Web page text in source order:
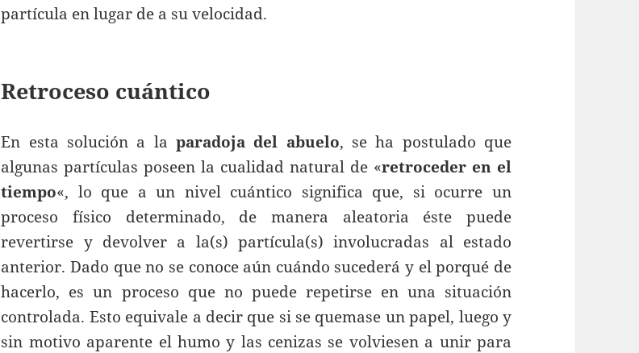
partícula en lugar de a su velocidad.
Retroceso cuántico
En esta solución a la paradoja del abuelo, se ha postulado que
algunas partículas poseen la cualidad natural de «retroceder en el
tiempo«, lo que a un nivel cuántico significa que, si ocurre un
proceso físico determinado, de manera aleatoria éste puede
revertirse y devolver a la(s) partícula(s) involucradas al estado
anterior. Dado que no se conoce aún cuándo sucederá y el porqué de
hacerlo, es un proceso que no puede repetirse en una situación
controlada. Esto equivale a decir que si se quemase un papel, luego y
sin motivo aparente el humo y las cenizas se volviesen a unir para